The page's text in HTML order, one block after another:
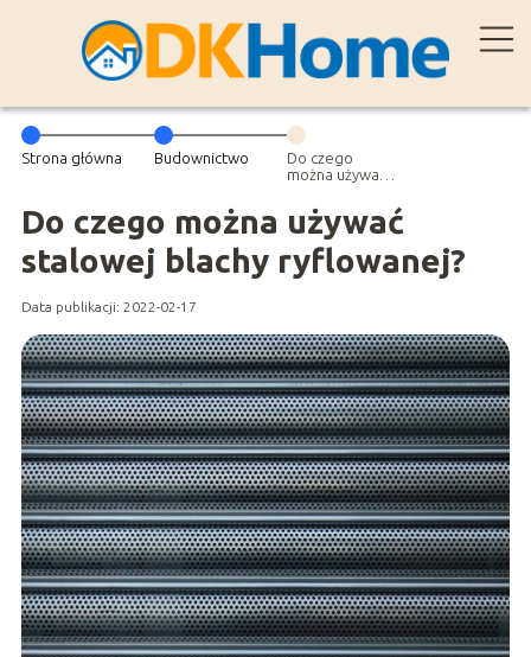
Strona główna Budownictwo
Do czego
można używać
ryflowanej?
Do czego można używać
stalowej blachy ryflowanej?
Data publikacji: 2022-02-17